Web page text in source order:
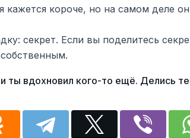
кажется короче, но на самом деле
секрет. Если вы поделитесь